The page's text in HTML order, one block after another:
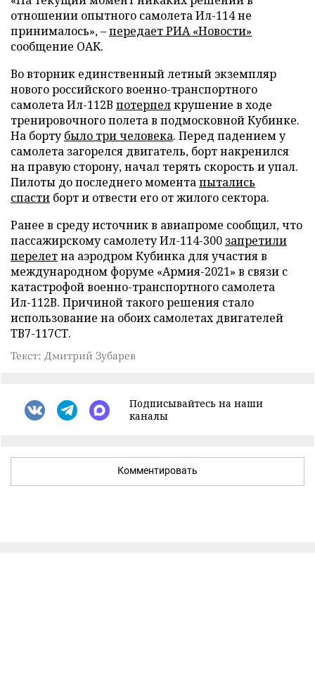
отношении опытного самолета Ил-114 не
принималось», –передаетРИА «Новости»
сообщение ОАК.
Во вторник единственный летный экземпляр
нового российского военно-транспортного
самолета Ил-112В потерпелкрушение в ходе
тренировочного полета в подмосковной Кубинке.
На бортубыло три человека. Перед падением у
самолета загорелся двигатель, борт накренился
на правую сторону, начал терять скорость и упал.
Пилоты до последнего моментапытались
спасти борт и отвести его от жилого сектора.
Ранее в среду источник в авиапроме сообщил, что
пассажирскому самолету Ил-114-300 запретили
перелетна аэродром Кубинка для участия в
международном форуме «Армия-2021» в связи с
катастрофой военно-транспортного самолета
Ил-112В. Причиной такого решения стало
использование на обоих самолетах двигателей
ТВ7-117СТ.
Текст: Дмитрий Зубарев
Подписывайтесь на наши
каналы
Комментировать